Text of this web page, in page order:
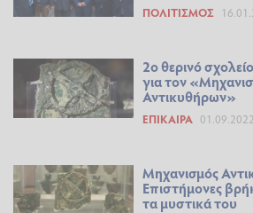
ΠΟΛΙΤΙΣΜΌΣ
2ο θερινό
για τον
Αντικυθήρων»
ΕΠΊΚΑΙΡΑ
Μηχανισμός
Επιστήμονες
τα μυστικά του